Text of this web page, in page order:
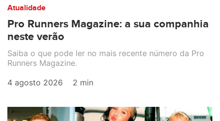
Atualidade
Pro Runners Magazine: a sua companhia
neste verão
Saiba o que pode ler no mais recente número da Pro
Runners Magazine.
4 agosto 2026
2 min